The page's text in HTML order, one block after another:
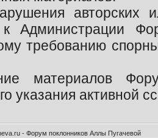
авторских
к Администрации
требованию
материалов
указания активной
- Форум поклонников Аллы Пугачевой